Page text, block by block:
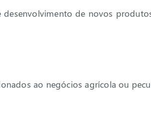
desenvolvimento de novos
ao negócios agrícola ou